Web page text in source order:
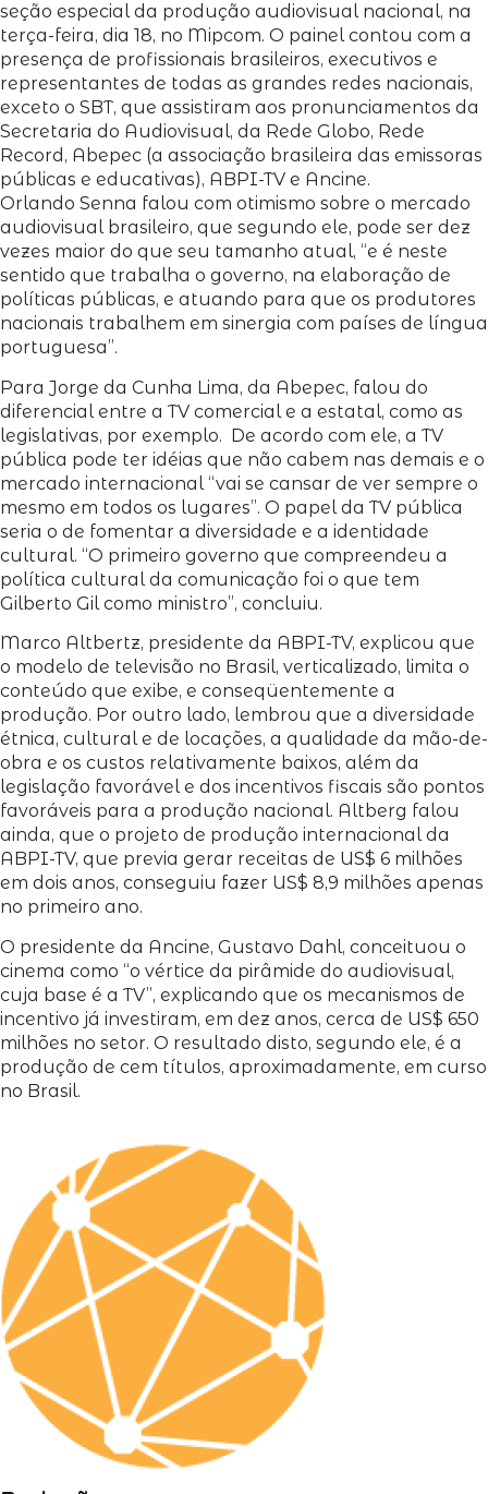
seção especial da produção audiovisual nacional, na
terça-feira, dia 18, no Mipcom. O painel contou com a
presença de profissionais brasileiros, executivos e
representantes de todas as grandes redes nacionais,
exceto o SBT, que assistiram aos pronunciamentos da
Secretaria do Audiovisual, da Rede Globo, Rede
Record, Abepec (a associação brasileira das emissoras
públicas e educativas), ABPI-TV e Ancine.
Orlando Senna falou com otimismo sobre o mercado
audiovisual brasileiro, que segundo ele, pode ser dez
vezes maior do que seu tamanho atual, “e é neste
sentido que trabalha o governo, na elaboração de
políticas públicas, e atuando para que os produtores
nacionais trabalhem em sinergia com países de língua
portuguesa”.
Para Jorge da Cunha Lima, da Abepec, falou do
diferencial entre a TV comercial e a estatal, como as
legislativas, por exemplo. De acordo com ele, a TV
pública pode ter idéias que não cabem nas demais e o
mercado internacional “vai se cansar de ver sempre o
mesmo em todos os lugares”. O papel da TV pública
seria o de fomentar a diversidade e a identidade
cultural. “O primeiro governo que compreendeu a
política cultural da comunicação foi o que tem
Gilberto Gil como ministro”, concluiu.
Marco Altbertz, presidente da ABPI-TV, explicou que
o modelo de televisão no Brasil, verticalizado, limita o
conteúdo que exibe, e conseqüentemente a
produção. Por outro lado, lembrou que a diversidade
étnica, cultural e de locações, a qualidade da mão-de-
obra e os custos relativamente baixos, além da
legislação favorável e dos incentivos fiscais são pontos
favoráveis para a produção nacional. Altberg falou
ainda, que o projeto de produção internacional da
ABPI-TV, que previa gerar receitas de US$ 6 milhões
em dois anos, conseguiu fazer US$ 8,9 milhões apenas
no primeiro ano.
O presidente da Ancine, Gustavo Dahl, conceituou o
cinema como “o vértice da pirâmide do audiovisual,
cuja base é a TV”, explicando que os mecanismos de
incentivo já investiram, em dez anos, cerca de US$ 650
milhões no setor. O resultado disto, segundo ele, é a
produção de cem títulos, aproximadamente, em curso
no Brasil.